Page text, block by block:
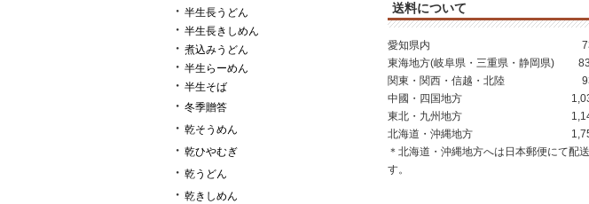
送料について
愛知県内 730
東海地方(岐阜県・三重県・静岡県)
関東・関西・信越・北陸
中國・四国地方
東北・九州地方
北海道・沖縄地方
＊北海道・沖縄地方へは日本郵便にて配
す。
・ 半生長うどん
・ 半生長きしめん
・ 煮込みうどん
・ 半生らーめん
・ 半生そば
・ 冬季贈答
・ 乾そうめん
・ 乾ひやむぎ
・ 乾うどん
・ 乾きしめん